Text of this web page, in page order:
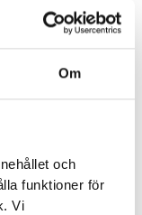
Om
och
funktioner för
Vi
1300kr
1199kr